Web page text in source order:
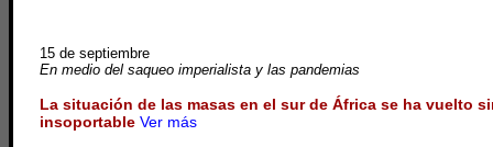
15 de septiembre
En medio del saqueo imperialista y las pandemias
La situación de las masas en el sur de África se ha vuelto
insoportable Ver más